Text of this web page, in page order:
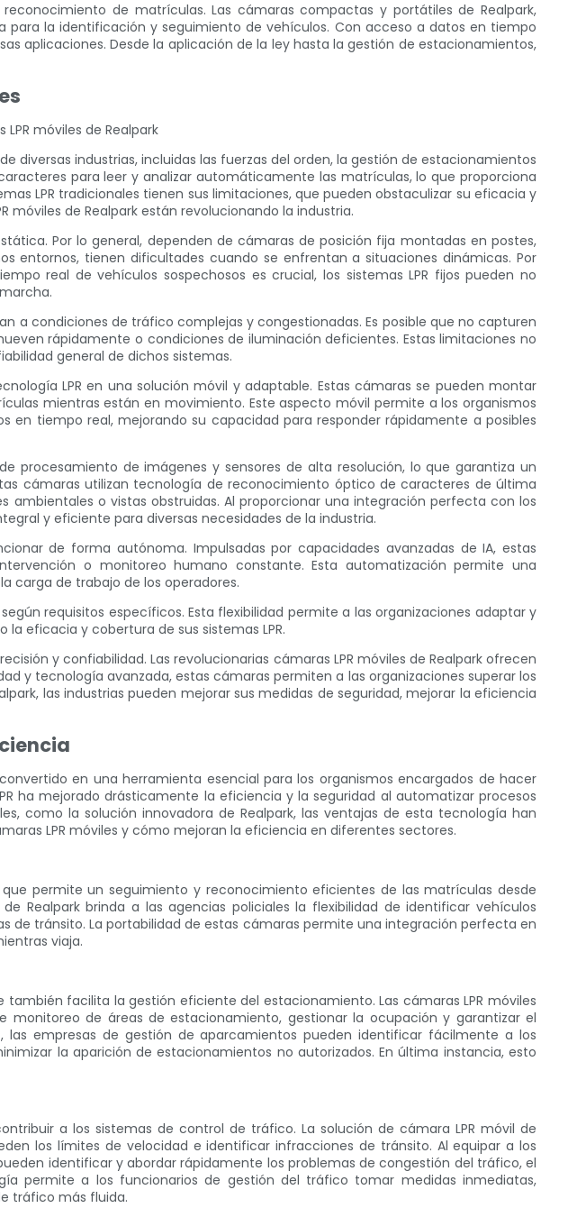
de matrículas. Las cámaras compactas y portátiles de Realpark,
la identificación y seguimiento de vehículos. Con acceso a datos en tiempo
aplicaciones. Desde la aplicación de la ley hasta la gestión de estacionamientos,
móviles de Realpark
industrias, incluidas las fuerzas del orden, la gestión de estacionamientos
para leer y analizar automáticamente las matrículas, lo que proporciona
LPR tradicionales tienen sus limitaciones, que pueden obstaculizar su eficacia y
de Realpark están revolucionando la industria.
Por lo general, dependen de cámaras de posición fija montadas en postes,
entornos, tienen dificultades cuando se enfrentan a situaciones dinámicas. Por
real de vehículos sospechosos es crucial, los sistemas LPR fijos pueden no
a condiciones de tráfico complejas y congestionadas. Es posible que no capturen
rápidamente o condiciones de iluminación deficientes. Estas limitaciones no
general de dichos sistemas.
LPR en una solución móvil y adaptable. Estas cámaras se pueden montar
mientras están en movimiento. Este aspecto móvil permite a los organismos
tiempo real, mejorando su capacidad para responder rápidamente a posibles
procesamiento de imágenes y sensores de alta resolución, lo que garantiza un
cámaras utilizan tecnología de reconocimiento óptico de caracteres de última
o vistas obstruidas. Al proporcionar una integración perfecta con los
y eficiente para diversas necesidades de la industria.
de forma autónoma. Impulsadas por capacidades avanzadas de IA, estas
o monitoreo humano constante. Esta automatización permite una
carga de trabajo de los operadores.
requisitos específicos. Esta flexibilidad permite a las organizaciones adaptar y
eficacia y cobertura de sus sistemas LPR.
y confiabilidad. Las revolucionarias cámaras LPR móviles de Realpark ofrecen
y tecnología avanzada, estas cámaras permiten a las organizaciones superar los
las industrias pueden mejorar sus medidas de seguridad, mejorar la eficiencia
en una herramienta esencial para los organismos encargados de hacer
ha mejorado drásticamente la eficiencia y la seguridad al automatizar procesos
como la solución innovadora de Realpark, las ventajas de esta tecnología han
LPR móviles y cómo mejoran la eficiencia en diferentes sectores.
permite un seguimiento y reconocimiento eficientes de las matrículas desde
Realpark brinda a las agencias policiales la flexibilidad de identificar vehículos
de tránsito. La portabilidad de estas cámaras permite una integración perfecta en
viaja.
facilita la gestión eficiente del estacionamiento. Las cámaras LPR móviles
de áreas de estacionamiento, gestionar la ocupación y garantizar el
empresas de gestión de aparcamientos pueden identificar fácilmente a los
la aparición de estacionamientos no autorizados. En última instancia, esto
a los sistemas de control de tráfico. La solución de cámara LPR móvil de
los límites de velocidad e identificar infracciones de tránsito. Al equipar a los
identificar y abordar rápidamente los problemas de congestión del tráfico, el
permite a los funcionarios de gestión del tráfico tomar medidas inmediatas,
tráfico más fluida.